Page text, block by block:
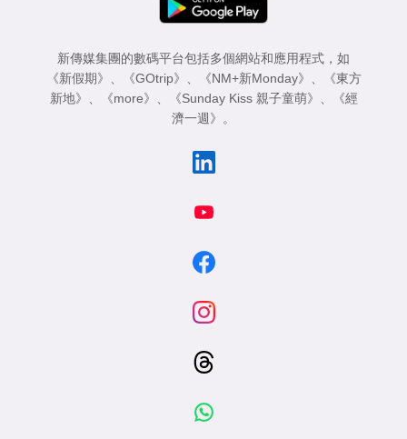
新傳媒集團的數碼平台包括多個網站和應用程式，如
《新假期》
《GOtrip》 《NM+新Monday》
《東方
新地》
《more》 《Sunday Kiss 親子童萌》
《經
濟一週》
。